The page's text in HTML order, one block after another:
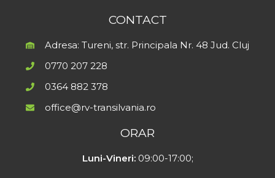
CONTACT
Adresa: Tureni, str. Principala Nr. 48 Jud. Cluj
0770 207 228
0364 882 378
office@rv-transilvania.ro
ORAR
Luni-Vineri:09:00-17:00;